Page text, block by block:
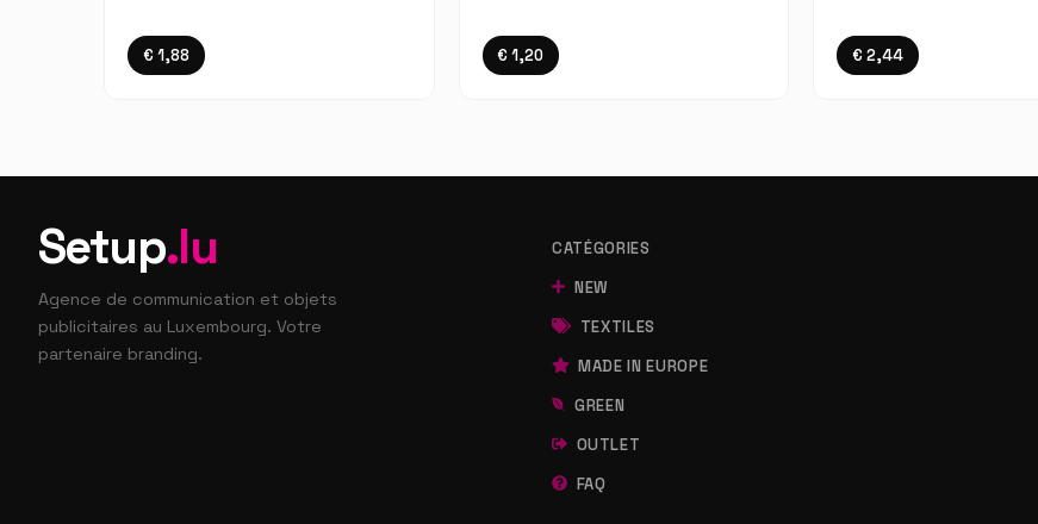
€ 1,88 € 1,20 € 2,44
Setup.lu
Agence de communication et objets
publicitaires au Luxembourg. Votre
partenaire branding.
CATÉGORIES
NEW
TEXTILES
MADE IN EUROPE
GREEN
OUTLET
FAQ